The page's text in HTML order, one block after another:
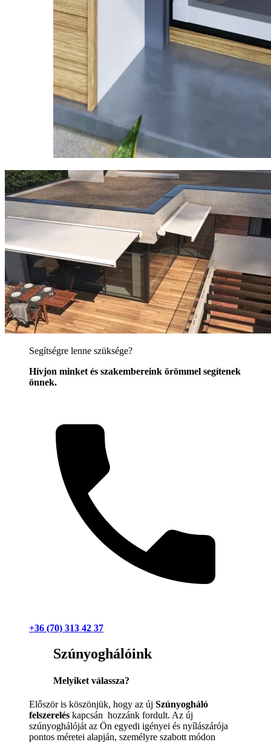
Segítségre lenne szüksége?
Hívjon minket és szakembereink örömmel segítenek
önnek.
+36 (70) 313 42 37
Szúnyoghálóink
Melyiket válassza?
Először is köszönjük, hogy az új Szúnyogháló
felszerelés kapcsán hozzánk fordult. Az új
szúnyoghálóját az Ön egyedi igényei és nyílászárója
pontos méretei alapján, személyre szabott módon